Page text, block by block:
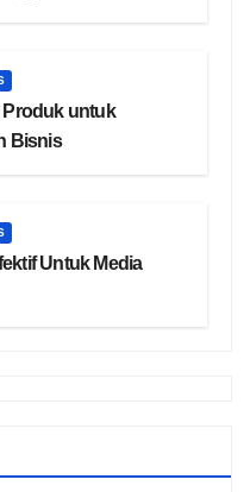
Produk untuk
Bisnis
Untuk Media